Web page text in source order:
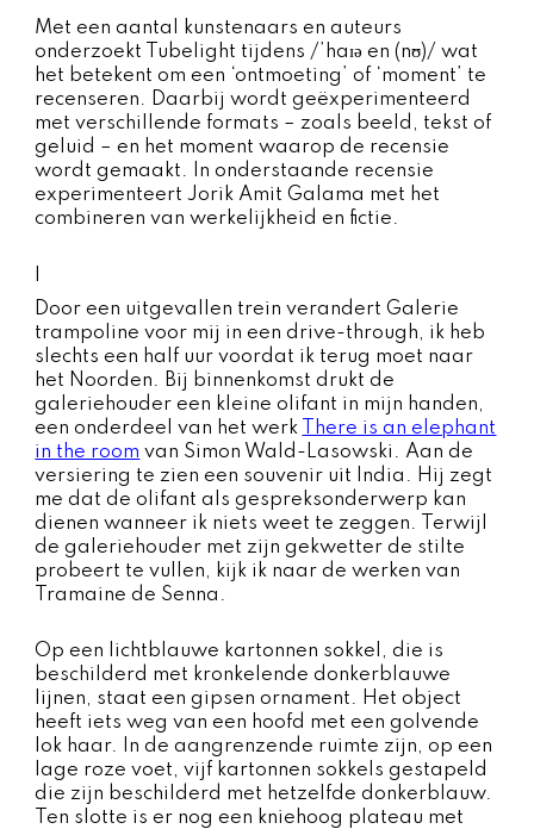
Met een aantal kunstenaars en auteurs
onderzoekt Tubelight tijdens /’haɪə en (nʊ)/ wat
het betekent om een ‘ontmoeting’ of ‘moment’ te
recenseren. Daarbij wordt geëxperimenteerd
met verschillende formats – zoals beeld, tekst of
geluid – en het moment waarop de recensie
wordt gemaakt. In onderstaande recensie
experimenteert Jorik Amit Galama met het
combineren van werkelijkheid en fictie.
Door een uitgevallen trein verandert Galerie
trampoline voor mij in een drive-through, ik heb
slechts een half uur voordat ik terug moet naar
het Noorden. Bij binnenkomst drukt de
galeriehouder een kleine olifant in mijn handen,
een onderdeel van het werk
There is an elephant
in the room van Simon Wald-Lasowski. Aan de
versiering te zien een souvenir uit India. Hij zegt
me dat de olifant als gespreksonderwerp kan
dienen wanneer ik niets weet te zeggen. Terwijl
de galeriehouder met zijn gekwetter de stilte
probeert te vullen, kijk ik naar de werken van
Tramaine de Senna.
Op een lichtblauwe kartonnen sokkel, die is
beschilderd met kronkelende donkerblauwe
lijnen, staat een gipsen ornament. Het object
heeft iets weg van een hoofd met een golvende
lok haar. In de aangrenzende ruimte zijn, op een
lage roze voet, vijf kartonnen sokkels gestapeld
die zijn beschilderd met hetzelfde donkerblauw.
Ten slotte is er nog een kniehoog plateau met